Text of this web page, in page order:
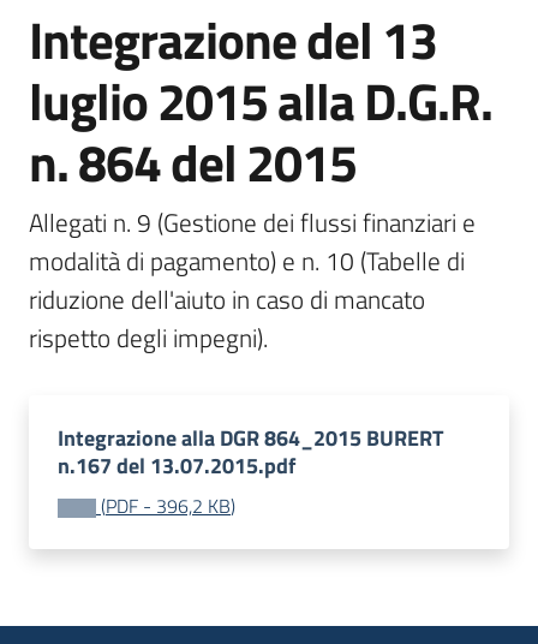
Servizi
Leggi
atti
bandi
Piani
programmi
progetti
Agricoltura
cifre
Seguici
Integrazione del 13
luglio 2015 alla D.G.R.
n. 864 del 2015
Allegati n. 9 (Gestione dei flussi finanziari e
modalità di pagamento) e n. 10 (Tabelle di
riduzione dell'aiuto in caso di mancato
rispetto degli impegni).
Integrazione alla DGR 864_2015 BURERT
n.167 del 13.07.2015.pdf
(PDF - 396,2 KB)